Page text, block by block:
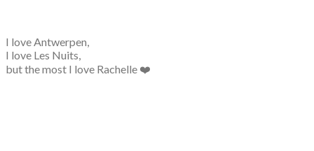
I love Antwerpen,
I love Les Nuits,
but the most I love Rachelle ❤️